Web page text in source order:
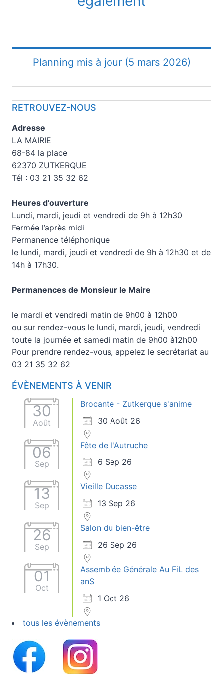
Planning mis à jour (5 mars 2026)
RETROUVEZ-NOUS
Adresse
LA MAIRIE
68-84 la place
62370 ZUTKERQUE
Tél : 03 21 35 32 62
Heures d’ouverture
Lundi, mardi, jeudi et vendredi de 9h à 12h30
Fermée l’après midi
Permanence téléphonique
le lundi, mardi, jeudi et vendredi de 9h à 12h30 et de
14h à 17h30.
Permanences de Monsieur le Maire
le mardi et vendredi matin de 9h00 à 12h00
ou sur rendez-vous le lundi, mardi, jeudi, vendredi
toute la journée et samedi matin de 9h00 à12h00
Pour prendre rendez-vous, appelez le secrétariat au
03 21 35 32 62
ÉVÈNEMENTS À VENIR
30
Août
Brocante - Zutkerque s'anime
30 Août 26
06
Sep
Fête de l'Autruche
6 Sep 26
13
Sep
Vieille Ducasse
13 Sep 26
26
Sep
Salon du bien-être
26 Sep 26
01
Oct
Assemblée Générale Au FiL des
anS
1 Oct 26
tous les évènements